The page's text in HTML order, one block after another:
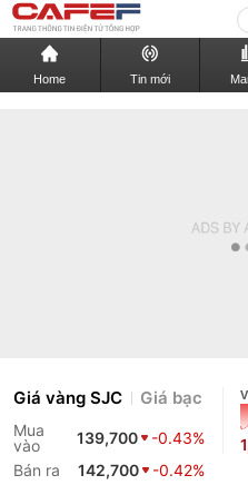
Home Tin mới
Giá vàng SJC Giá bạc
Mua
vào
139,700
-0.43%
Bán ra
142,700 -0.42%